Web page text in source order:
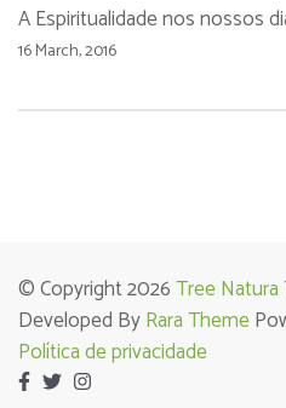
A Espiritualidade nos nossos
16 March, 2016
© Copyright 2026Tree Natura
Developed ByRara Theme
Política de privacidade